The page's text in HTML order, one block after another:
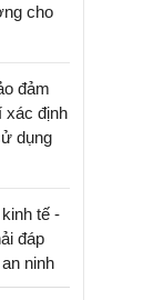
cho
đảm
xác định
dụng
tế -
đáp
ninh